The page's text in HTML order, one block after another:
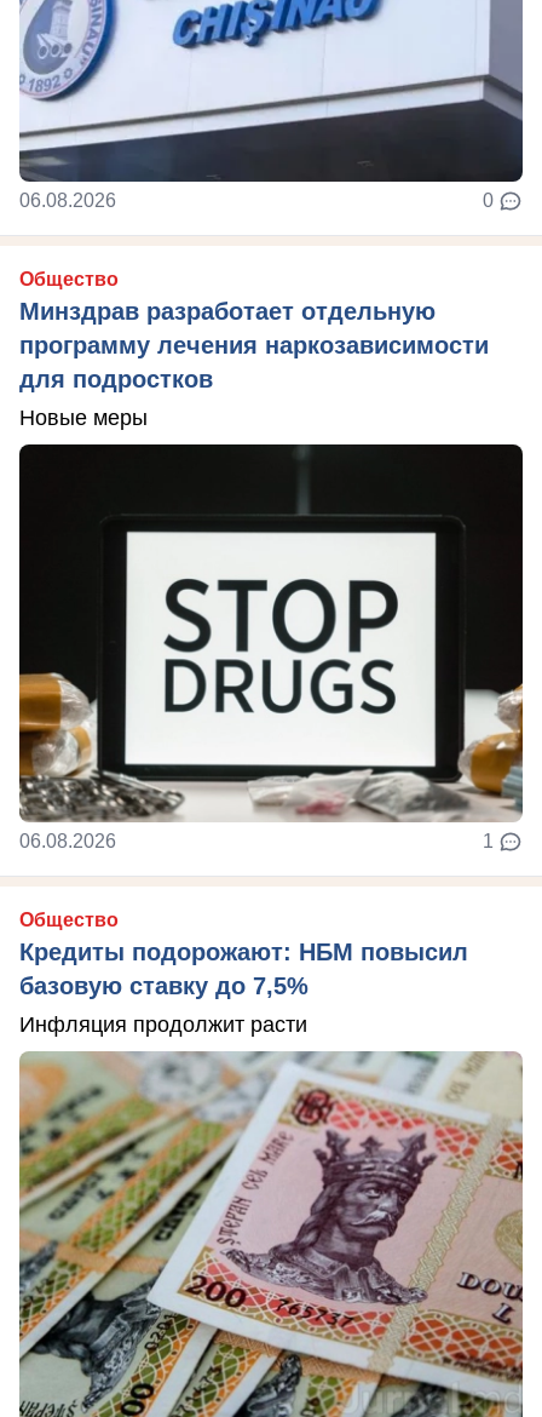
06.08.2026 0
Общество
Минздрав разработает отдельную
программу лечения наркозависимости
для подростков
Новые меры
06.08.2026 1
Общество
Кредиты подорожают: НБМ повысил
базовую ставку до 7,5%
Инфляция продолжит расти